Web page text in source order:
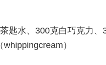
匙水、300克白巧克力
whippingcream）